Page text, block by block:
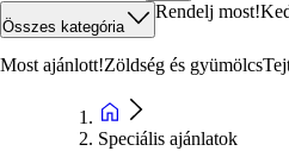
Összes kategória
Rendelj most!
Most ajánlott!Zöldség és gyümölcs
Speciális ajánlatok